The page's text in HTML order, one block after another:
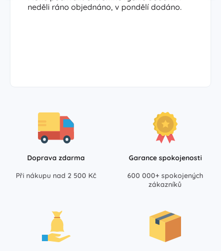
neděli ráno objednáno, v pondělí dodáno.
Doprava zdarma
Při nákupu nad 2 500 Kč
Garance spokojenosti
600 000+ spokojených
zákazníků